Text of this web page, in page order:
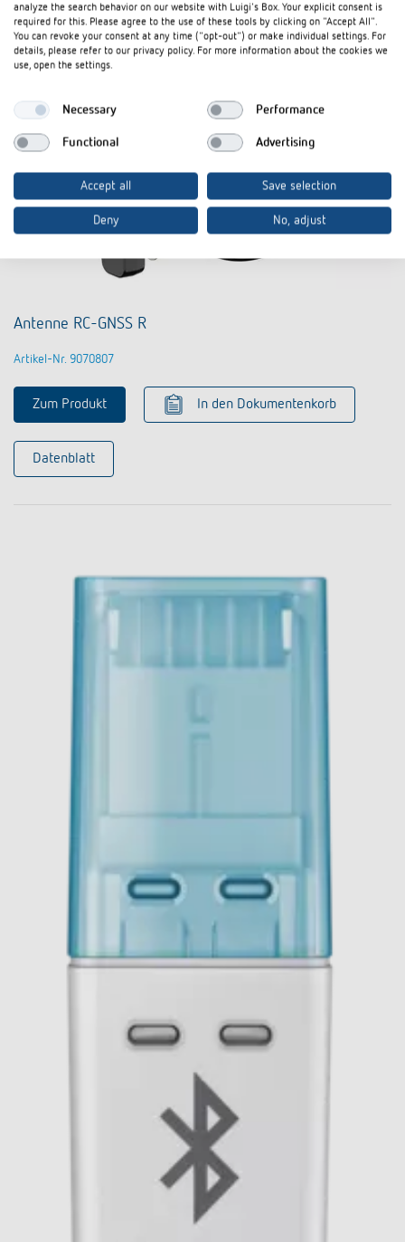
Antenne RC-GNSS R
Artikel-Nr. 9070807
Zum Produkt In den Dokumentenkorb
Datenblatt
analyze the search behavior on our website with Luigi's Box. Your explicit consent is
required for this. Please agree to the use of these tools by clicking on "Accept All".
You can revoke your consent at any time ("opt-out") or make individual settings. For
details, please refer to our privacy policy. For more information about the cookies we
use, open the settings.
Necessary Performance
Functional Advertising
Accept all Save selection
Deny No, adjust